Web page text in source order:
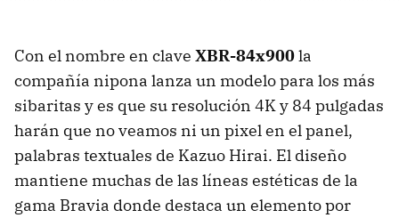
Con el nombre en clave XBR-84x900la
compañía nipona lanza un modelo para los más
sibaritas y es que su resolución 4K y 84 pulgadas
harán que no veamos ni un pixel en el panel,
palabras textuales de Kazuo Hirai. El diseño
mantiene muchas de las líneas estéticas de la
gama Bravia donde destaca un elemento por